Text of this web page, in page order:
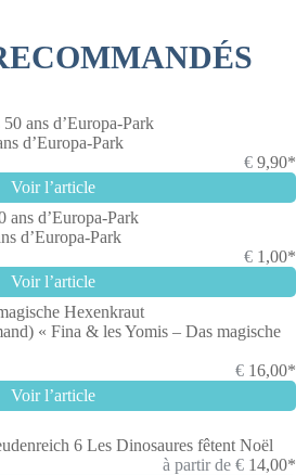
d’Europa-Park
€ 9,90*
Voir l’article
d’Europa-Park
€ 1,00*
Voir l’article
« Fina & les Yomis – Das magische
€ 16,00*
Voir l’article
6 Les Dinosaures fêtent Noël
à partir de € 14,00*